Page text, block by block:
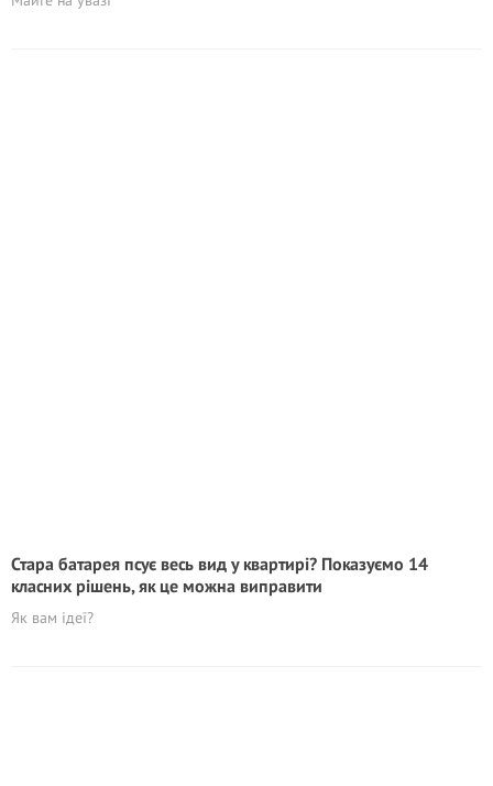
Стара батарея псує весь вид у квартирі? Показуємо 14
класних рішень, як це можна виправити
Як вам ідеї?